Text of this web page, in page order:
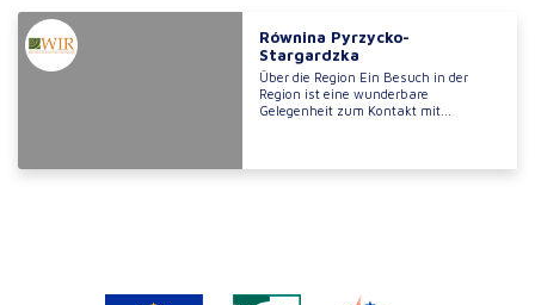
Równina Pyrzycko-
Stargardzka
Über die Region Ein Besuch in der
Region ist eine wunderbare
Gelegenheit zum Kontakt mit...